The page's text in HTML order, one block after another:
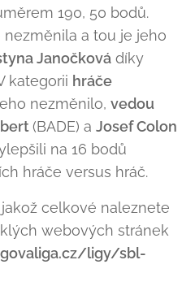
190, 50 bodů.
nezměnila a tou je jeho
Janočková díky
kategorii hráče
nezměnilo, vedou
(BADE) a Josef Colon
na 16 bodů
hráče versus hráč.
jakož celkové naleznete
webových stránek
ligy/sbl-